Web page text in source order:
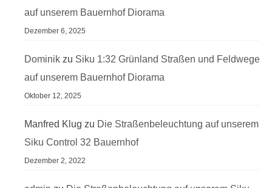
auf unserem Bauernhof Diorama
Dezember 6, 2025
Dominik zu Siku 1:32 Grünland Straßen und Feldwege
auf unserem Bauernhof Diorama
Oktober 12, 2025
Manfred Klug zu Die Straßenbeleuchtung auf unserem
Siku Control 32 Bauernhof
Dezember 2, 2022